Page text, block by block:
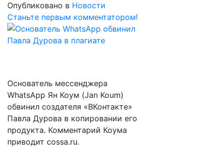
Опубликовано в Новости
Станьте первым комментатором!
Основатель мессенджера
WhatsApp Ян Коум (Jan Koum)
обвинил создателя «ВКонтакте»
Павла Дурова в копировании его
продукта. Комментарий Коума
приводит cossa.ru.